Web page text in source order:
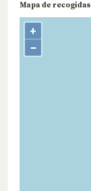
Mapa de recogidas
+
−